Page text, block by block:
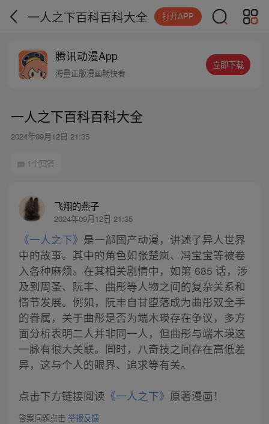
一人之下百科百科大全 打开APP
腾讯动漫App
海量正版漫画畅快看
立即下载
一人之下百科百科大全
2024年09月12日 21:35
1个回答
飞翔的燕子
2024年09月12日 21:35
《一人之下》 是一部国产动漫，讲述了异人世界
中的故事。其中的角色如张楚岚、冯宝宝等被卷
入各种麻烦。在其相关剧情中，如第 685 话，涉
及到周圣、阮丰、曲彤等人物之间的复杂关系和
情节发展。例如，阮丰自甘堕落成为曲彤双全手
的眷属，关于曲彤是否为端木瑛存在争议，多方
面分析表明二人并非同一人，但曲彤与端木瑛这
一脉有很大关联。同时，八奇技之间存在高低差
异，这与个人的眼界、追求等有关。
点击下方链接阅读 《一人之下》 原著漫画！
答案问题点击 举报反馈